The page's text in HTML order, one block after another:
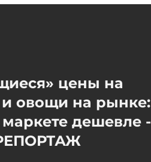
ВИДЕО
Сегодня, 17:10
Трамп во время
выступления не дал упасть
цены на
овощи на рынке:
дешевле -